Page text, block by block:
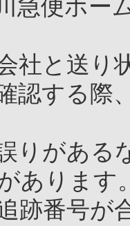
急便ホー
社と送り
認する際
りがある
あります
跡番号が